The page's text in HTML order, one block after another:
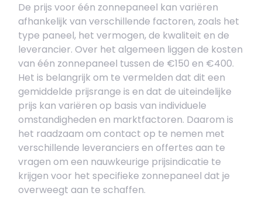
De prijs voor één zonnepaneel kan variëren
afhankelijk van verschillende factoren, zoals het
type paneel, het vermogen, de kwaliteit en de
leverancier. Over het algemeen liggen de kosten
van één zonnepaneel tussen de €150 en €400.
Het is belangrijk om te vermelden dat dit een
gemiddelde prijsrange is en dat de uiteindelijke
prijs kan variëren op basis van individuele
omstandigheden en marktfactoren. Daarom is
het raadzaam om contact op te nemen met
verschillende leveranciers en offertes aan te
vragen om een nauwkeurige prijsindicatie te
krijgen voor het specifieke zonnepaneel dat je
overweegt aan te schaffen.